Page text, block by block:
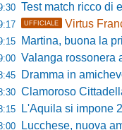
Test match ricco di
UFFICIALE Virtus
Martina, buona la
Valanga rossonera a
Dramma in amichevole tra
Clamoroso Cittadella Modena,
L'Aquila si impone 2-0
Lucchese, nuova